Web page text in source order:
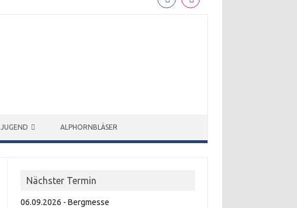
JUGEND ALPHORNBLÄSER
Nächster Termin
06.09.2026 - Bergmesse